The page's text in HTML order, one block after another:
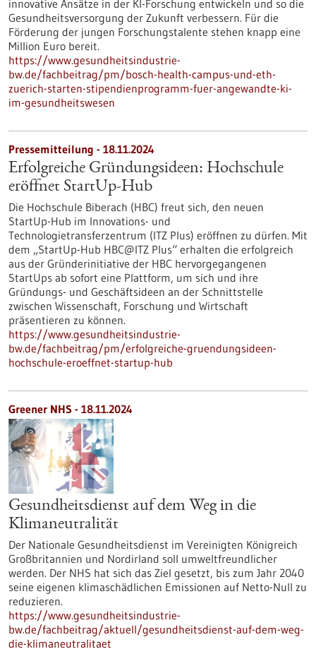
innovative Ansätze in der KI-Forschung entwickeln und so die
Gesundheitsversorgung der Zukunft verbessern. Für die
Förderung der jungen Forschungstalente stehen knapp eine
Million Euro bereit.
https://www.gesundheitsindustrie-
bw.de/fachbeitrag/pm/bosch-health-campus-und-eth-
zuerich-starten-stipendienprogramm-fuer-angewandte-ki-
im-gesundheitswesen
Pressemitteilung - 18.11.2024
Erfolgreiche Gründungsideen: Hochschule
eröffnet StartUp-Hub
Die Hochschule Biberach (HBC) freut sich, den neuen
StartUp-Hub im Innovations- und
Technologietransferzentrum (ITZ Plus) eröffnen zu dürfen. Mit
dem „StartUp-Hub HBC@ITZ Plus“ erhalten die erfolgreich
aus der Gründerinitiative der HBC hervorgegangenen
StartUps ab sofort eine Plattform, um sich und ihre
Gründungs- und Geschäftsideen an der Schnittstelle
zwischen Wissenschaft, Forschung und Wirtschaft
präsentieren zu können.
https://www.gesundheitsindustrie-
bw.de/fachbeitrag/pm/erfolgreiche-gruendungsideen-
hochschule-eroeffnet-startup-hub
Greener NHS - 18.11.2024
Gesundheitsdienst auf dem Weg in die
Klimaneutralität
Der Nationale Gesundheitsdienst im Vereinigten Königreich
Großbritannien und Nordirland soll umweltfreundlicher
werden. Der NHS hat sich das Ziel gesetzt, bis zum Jahr 2040
seine eigenen klimaschädlichen Emissionen auf Netto-Null zu
reduzieren.
https://www.gesundheitsindustrie-
bw.de/fachbeitrag/aktuell/gesundheitsdienst-auf-dem-weg-
die-klimaneutralitaet